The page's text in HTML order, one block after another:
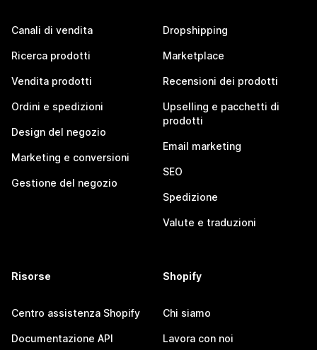
Canali di vendita
Ricerca prodotti
Vendita prodotti
Ordini e spedizioni
Design del negozio
Marketing e conversioni
Gestione del negozio
Dropshipping
Marketplace
Recensioni dei prodotti
Upselling e pacchetti di
prodotti
Email marketing
SEO
Spedizione
Valute e traduzioni
Risorse
Centro assistenza Shopify
Documentazione API
Shopify
Chi siamo
Lavora con noi